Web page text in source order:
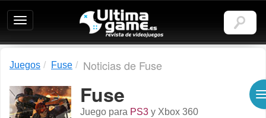
Ultimagame:
Revista
de
Juegos Fuse Noticias de Fuse
Fuse
Juego para PS3 y Xbox 360